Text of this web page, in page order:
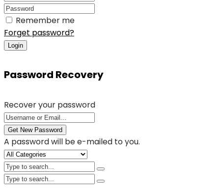
Remember me
Forget password?
Login
Password Recovery
Recover your password
Get New Password
A password will be e-mailed to you.